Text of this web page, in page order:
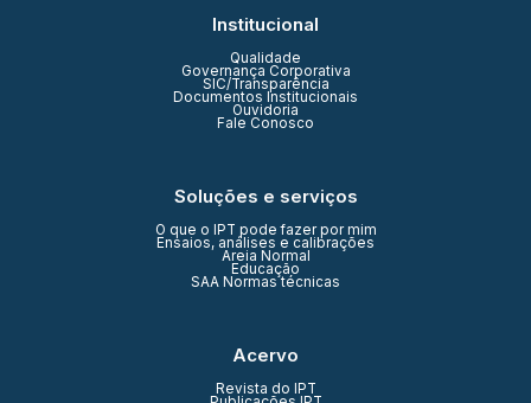
Institucional
Qualidade
Governança Corporativa
SIC/Transparência
Documentos Institucionais
Ouvidoria
Fale Conosco
Soluções e serviços
O que o IPT pode fazer por mim
Ensaios, análises e calibrações
Areia Normal
Educação
SAA Normas técnicas
Acervo
Revista do IPT